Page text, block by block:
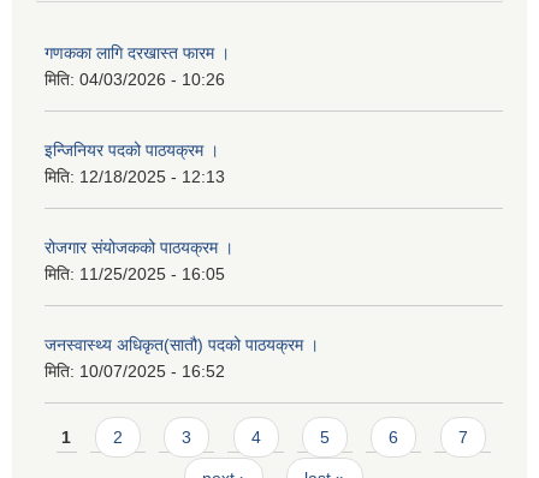
गणकका लागि दरखास्त फारम ।
मिति: 04/03/2026 - 10:26
इन्जिनियर पदको पाठयक्रम ।
मिति: 12/18/2025 - 12:13
रोजगार संयोजकको पाठयक्रम ।
मिति: 11/25/2025 - 16:05
जनस्वास्थ्य अधिकृत(सातौ) पदको पाठयक्रम ।
मिति: 10/07/2025 - 16:52
Pages
1 2 3 4 5 6 7